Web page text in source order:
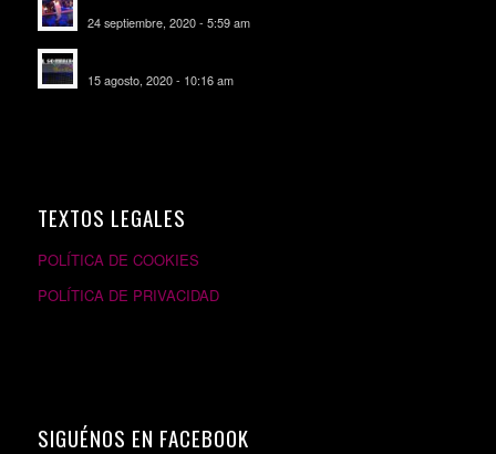
24 septiembre, 2020 - 5:59 am
15 agosto, 2020 - 10:16 am
TEXTOS LEGALES
POLÍTICA DE COOKIES
POLÍTICA DE PRIVACIDAD
SIGUÉNOS EN FACEBOOK